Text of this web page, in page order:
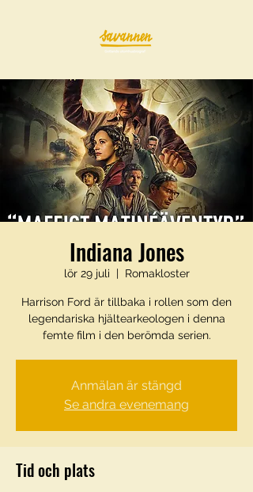
Indiana Jones
lör 29 juli
  |
Romakloster
Harrison Ford är tillbaka i rollen som den
legendariska hjältearkeologen i denna
femte film i den berömda serien.
Anmälan är stängd
Se andra evenemang
Tid och plats